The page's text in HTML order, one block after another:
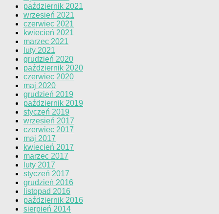
październik 2021
wrzesień 2021
czerwiec 2021
kwiecień 2021
marzec 2021
luty 2021
grudzień 2020
październik 2020
czerwiec 2020
maj 2020
grudzień 2019
październik 2019
styczeń 2019
wrzesień 2017
czerwiec 2017
maj 2017
kwiecień 2017
marzec 2017
luty 2017
styczeń 2017
grudzień 2016
listopad 2016
październik 2016
sierpień 2014